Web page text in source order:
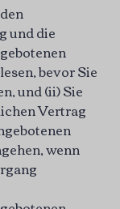
und die
bevor Sie
und (ii) Sie
Vertrag
wenn